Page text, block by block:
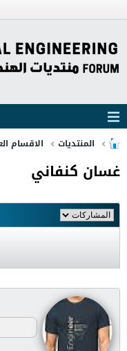
المنتديات الاقسام
غسان كنفاني